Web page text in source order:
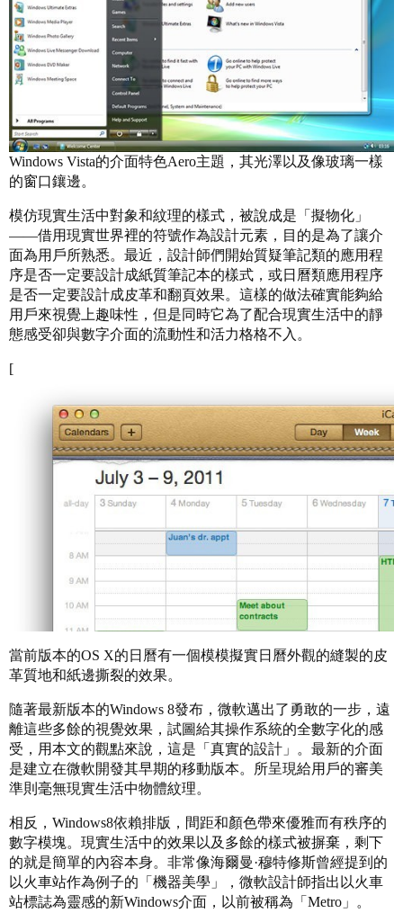
Windows Vista的介面特色Aero主題，其光澤以及像玻璃一樣
的窗口鑲邊。
模仿現實生活中對象和紋理的樣式，被說成是「擬物化」
——借用現實世界裡的符號作為設計元素，目的是為了讓介
面為用戶所熟悉。最近，設計師們開始質疑筆記類的應用程
序是否一定要設計成紙質筆記本的樣式，或日曆類應用程序
是否一定要設計成皮革和翻頁效果。這樣的做法確實能夠給
用戶來視覺上趣味性，但是同時它為了配合現實生活中的靜
態感受卻與數字介面的流動性和活力格格不入。
[
當前版本的OS X的日曆有一個模模擬實日曆外觀的縫製的皮
革質地和紙邊撕裂的效果。
隨著最新版本的Windows 8發布，微軟邁出了勇敢的一步，遠
離這些多餘的視覺效果，試圖給其操作系統的全數字化的感
受，用本文的觀點來說，這是「真實的設計」。最新的介面
是建立在微軟開發其早期的移動版本。所呈現給用戶的審美
準則毫無現實生活中物體紋理。
相反，Windows8依賴排版，間距和顏色帶來優雅而有秩序的
數字模塊。現實生活中的效果以及多餘的樣式被摒棄，剩下
的就是簡單的內容本身。非常像海爾曼·穆特修斯曾經提到的
以火車站作為例子的「機器美學」，微軟設計師指出以火車
站標誌為靈感的新Windows介面，以前被稱為「Metro」。